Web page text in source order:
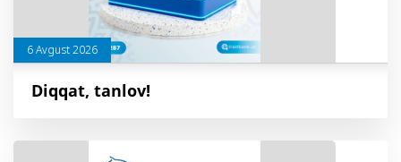
6 Avgust 2026
Diqqat, tanlov!